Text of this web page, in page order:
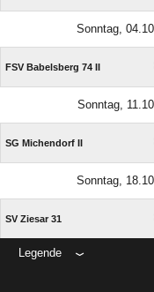
Sonntag,
FSV Babelsberg 74 II
Sonntag,
SG Michendorf II
Sonntag,
SV Ziesar 31
Legende